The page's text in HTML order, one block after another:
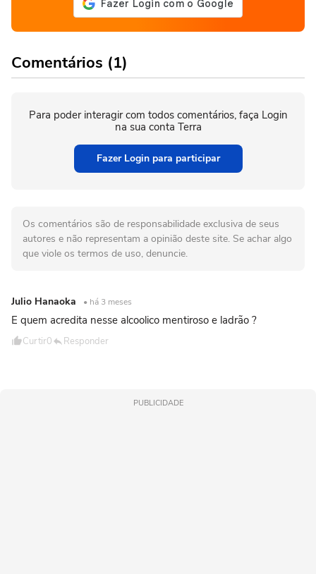
Comentários (1)
Para poder interagir com todos comentários, faça Login
na sua conta Terra
Fazer Login para participar
Os comentários são de responsabilidade exclusiva de seus
autores e não representam a opinião deste site. Se achar algo
que viole os termos de uso, denuncie.
Julio Hanaoka • há 3 meses
E quem acredita nesse alcoolico mentiroso e ladrão ?
Curtir0 Responder
PUBLICIDADE